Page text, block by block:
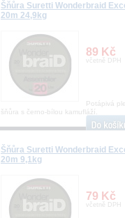
Šňůra Suretti Wonderbraid
20m 24,9kg
89 Kč
včetně DPH
Potápivá
šňůra s černo-bílou kamufláží.
Šňůra Suretti Wonderbraid
20m 9,1kg
79 Kč
včetně DPH